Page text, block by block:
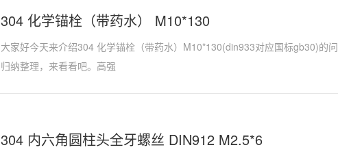
304 化学锚栓（带药水） M10*130
大家好今天来介绍304 化学锚栓（带药水）M10*130(din933对应国标gb30)的
归纳整理，来看看吧。高强
304 内六角圆柱头全牙螺丝 DIN912 M2.5*6